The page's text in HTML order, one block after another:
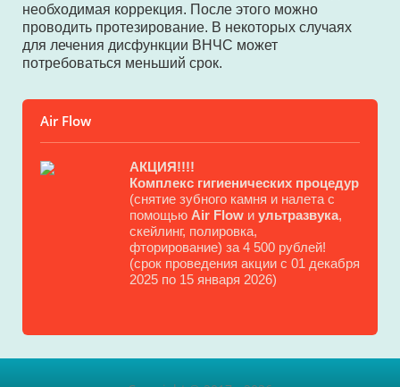
необходимая коррекция. После этого можно
проводить протезирование. В некоторых случаях
для лечения дисфункции ВНЧС может
потребоваться меньший срок.
Air Flow
АКЦИЯ!!!!
Комплекс гигиенических процедур
(снятие зубного камня и налета с
помощью Air Flow и ультразвука,
скейлинг, полировка,
фторирование) за 4 500 рублей!
(срок проведения акции с 01 декабря
2025 по 15 января 2026)